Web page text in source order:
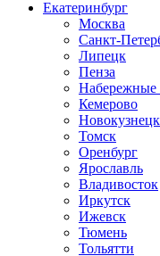
Екатеринбург
Москва
Санкт-
Липецк
Пенза
Кемерово
Новокузнецк
Томск
Оренбург
Ярославль
Владивосток
Иркутск
Ижевск
Тюмень
Тольятти